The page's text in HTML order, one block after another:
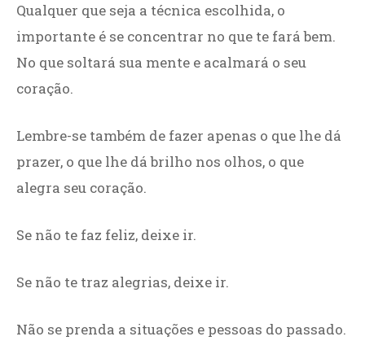
Qualquer que seja a técnica escolhida, o
importante é se concentrar no que te fará bem.
No que soltará sua mente e acalmará o seu
coração.
Lembre-se também de fazer apenas o que lhe dá
prazer, o que lhe dá brilho nos olhos, o que
alegra seu coração.
Se não te faz feliz, deixe ir.
Se não te traz alegrias, deixe ir.
Não se prenda a situações e pessoas do passado.